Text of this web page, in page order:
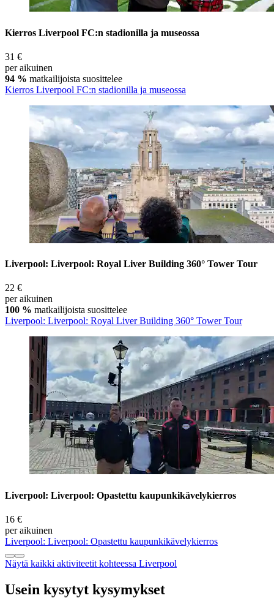
Kierros Liverpool FC:n stadionilla ja museossa
31 €
per aikuinen
94 % matkailijoista suosittelee
Kierros Liverpool FC:n stadionilla ja museossa
Liverpool: Liverpool: Royal Liver Building 360° Tower Tour
22 €
per aikuinen
100 % matkailijoista suosittelee
Liverpool: Liverpool: Royal Liver Building 360° Tower Tour
Liverpool: Liverpool: Opastettu kaupunkikävelykierros
16 €
per aikuinen
Liverpool: Liverpool: Opastettu kaupunkikävelykierros
Näytä kaikki aktiviteetit kohteessa Liverpool
Usein kysytyt kysymykset